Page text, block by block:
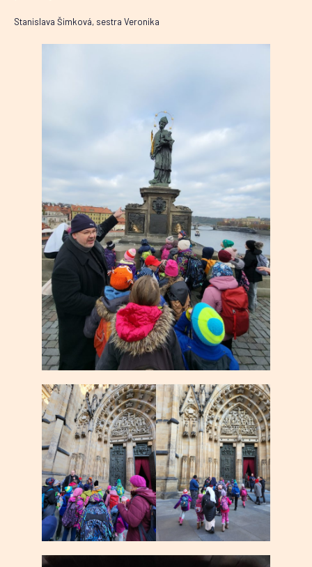
Stanislava Šimková, sestra Veronika